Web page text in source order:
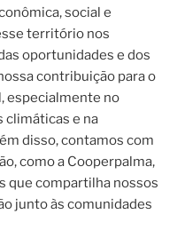
social e
território nos
oportunidades e dos
contribuição para o
especialmente no
climáticas e na
disso, contamos com
como a Cooperpalma,
que compartilha nossos
junto às comunidades